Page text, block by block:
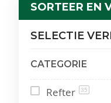
SORTEER EN
SELECTIE
CATEGORIE
Refter 35